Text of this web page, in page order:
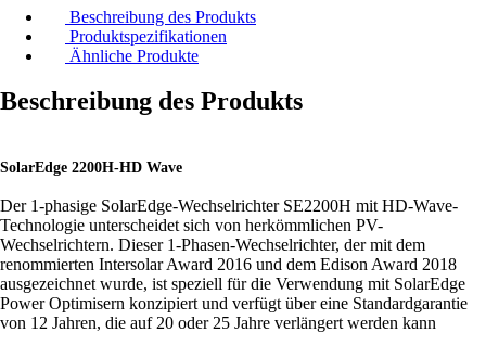
Beschreibung des Produkts
Produktspezifikationen
Ähnliche Produkte
Beschreibung des Produkts
SolarEdge 2200H-HD Wave
Der 1-phasige SolarEdge-Wechselrichter SE2200H mit HD-Wave-
Technologie unterscheidet sich von herkömmlichen PV-
Wechselrichtern. Dieser 1-Phasen-Wechselrichter, der mit dem
renommierten Intersolar Award 2016 und dem Edison Award 2018
ausgezeichnet wurde, ist speziell für die Verwendung mit SolarEdge
Power Optimisern konzipiert und verfügt über eine Standardgarantie
von 12 Jahren, die auf 20 oder 25 Jahre verlängert werden kann